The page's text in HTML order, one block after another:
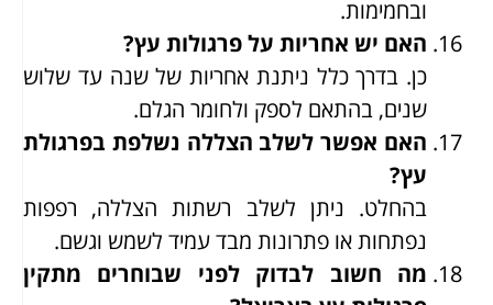
ובחמימות.
האם יש אחריות על פרגולות עץ?
כן. בדרך כלל ניתנת אחריות של שנה עד שלוש
שנים, בהתאם לספק ולחומר הגלם.
האם אפשר לשלב הצללה נשלפת בפרגולת
עץ?
בהחלט. ניתן לשלב רשתות הצללה, רפפות
נפתחות או פתרונות מבד עמיד לשמש וגשם.
מה חשוב לבדוק לפני שבוחרים מתקין